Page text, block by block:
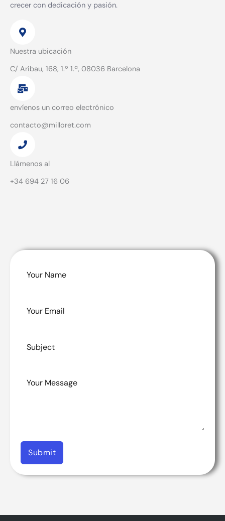
crecer con dedicación y pasión.
Nuestra ubicación
C/ Aribau, 168, 1.º 1.ª, 08036 Barcelona
envíenos un correo electrónico
contacto@milloret.com
Llámenos al
+34 694 27 16 06
Submit